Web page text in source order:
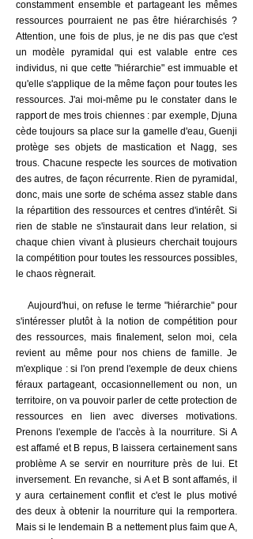
constamment ensemble et partageant les mêmes
ressources pourraient ne pas être hiérarchisés ?
Attention, une fois de plus, je ne dis pas que c'est
un modèle pyramidal qui est valable entre ces
individus, ni que cette "hiérarchie" est immuable et
qu'elle s'applique de la même façon pour toutes les
ressources. J'ai moi-même pu le constater dans le
rapport de mes trois chiennes : par exemple, Djuna
cède toujours sa place sur la gamelle d'eau, Guenji
protège ses objets de mastication et Nagg, ses
trous. Chacune respecte les sources de motivation
des autres, de façon récurrente. Rien de pyramidal,
donc, mais une sorte de schéma assez stable dans
la répartition des ressources et centres d'intérêt. Si
rien de stable ne s'instaurait dans leur relation, si
chaque chien vivant à plusieurs cherchait toujours
la compétition pour toutes les ressources possibles,
le chaos règnerait.
Aujourd'hui, on refuse le terme "hiérarchie" pour
s'intéresser plutôt à la notion de compétition pour
des ressources, mais finalement, selon moi, cela
revient au même pour nos chiens de famille. Je
m'explique : si l'on prend l'exemple de deux chiens
féraux partageant, occasionnellement ou non, un
territoire, on va pouvoir parler de cette protection de
ressources en lien avec diverses motivations.
Prenons l'exemple de l'accès à la nourriture. Si A
est affamé et B repus, B laissera certainement sans
problème A se servir en nourriture près de lui. Et
inversement. En revanche, si A et B sont affamés, il
y aura certainement conflit et c'est le plus motivé
des deux à obtenir la nourriture qui la remportera.
Mais si le lendemain B a nettement plus faim que A,